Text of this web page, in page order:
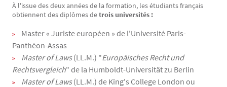
À l'issue des deux années de la formation, les étudiants français
obtiennent des diplômes detrois universités :
Master « Juriste européen » de l'Université Paris-
Panthéon-Assas
Master of Laws(LL.M.) "Europäisches Recht und
Rechtsvergleich" de la Humboldt-Universität zu Berlin
Master of Laws(LL.M.) de King's College London ou